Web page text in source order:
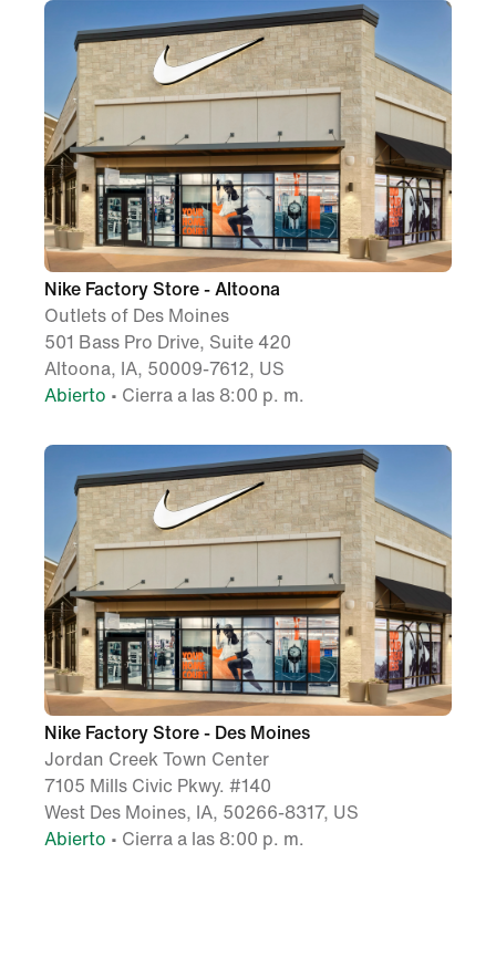
Nike Factory Store - Altoona
Outlets of Des Moines
501 Bass Pro Drive, Suite 420
Altoona, IA, 50009-7612, US
Abierto • Cierra a las 8:00 p. m.
Nike Factory Store - Des Moines
Jordan Creek Town Center
7105 Mills Civic Pkwy. #140
West Des Moines, IA, 50266-8317, US
Abierto • Cierra a las 8:00 p. m.